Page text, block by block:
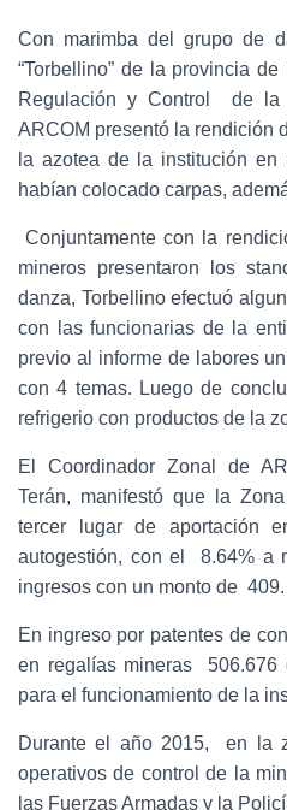
Con marimba del grupo de
“Torbellino” de la provincia
Regulación y Control de
ARCOM presentó la rendición
la azotea de la institución
habían colocado carpas,
Conjuntamente con la
mineros presentaron los
danza, Torbellino efectuó
con las funcionarias de la
previo al informe de labores
con 4 temas. Luego de
refrigerio con productos de la
El Coordinador Zonal de
Terán, manifestó que la
tercer lugar de aportación
autogestión, con el 8.64% a
ingresos con un monto de
En ingreso por patentes de
en regalías mineras 506.676
para el funcionamiento de la
Durante el año 2015, en la
operativos de control de la
las Fuerzas Armadas y la